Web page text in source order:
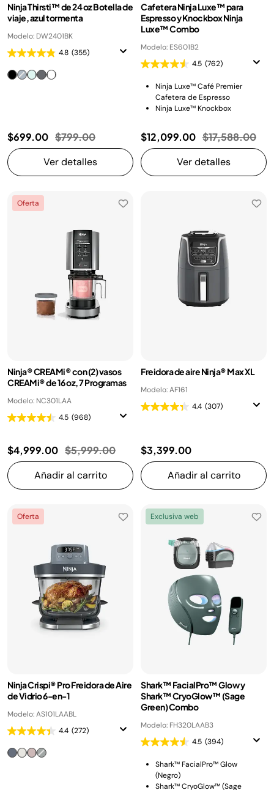
Ninja Thirsti™ de 24 oz Botella de
viaje, azul tormenta
Modelo: DW2401BK
4.8 (355)
$699.00 Precio reducido de
$799.00a
Ver detalles
Cafetera Ninja Luxe™ para
Espresso y Knockbox Ninja
Luxe™ Combo
Modelo: ES601B2
4.5 (762)
Ninja Luxe™ Café Premier
Cafetera de Espresso
Ninja Luxe™ Knockbox
$12,099.00 Precio
$17,588.00a
Ver detalles
Oferta
Ninja® CREAMi® con (2) vasos
CREAMi® de 16 oz, 7 Programas
Modelo: NC301LAA
4.5 (968)
$4,999.00 Precio reducido de
$5,999.00a
Añadir al carrito
Freidora de aire Ninja® Max XL
Modelo: AF161
4.4 (307)
$3,399.00
Añadir al carrito
Oferta
Ninja Crispi® Pro Freidora de Aire
de Vidrio 6-en-1
Modelo: AS101LAABL
4.4 (272)
Exclusiva web
Shark™ FacialPro™ Glow y
Shark™ CryoGlow™ (Sage
Green) Combo
Modelo: FH320LAAB3
4.5 (394)
Shark™ FacialPro™ Glow
(Negro)
Shark™ CryoGlow™ (Sage